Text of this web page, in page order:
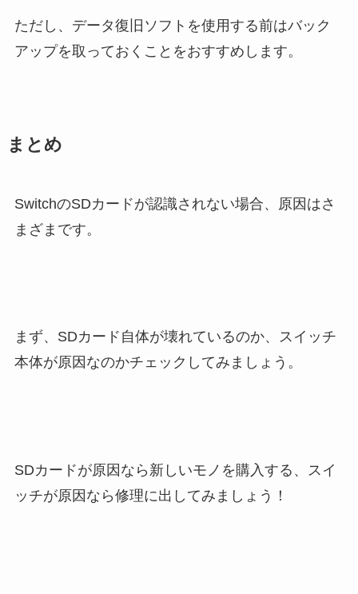
ただし、データ復旧ソフトを使用する前はバック
アップを取っておくことをおすすめします。
まとめ
SwitchのSDカードが認識されない場合、原因はさ
まざまです。
まず、SDカード自体が壊れているのか、スイッチ
本体が原因なのかチェックしてみましょう。
SDカードが原因なら新しいモノを購入する、スイ
ッチが原因なら修理に出してみましょう！